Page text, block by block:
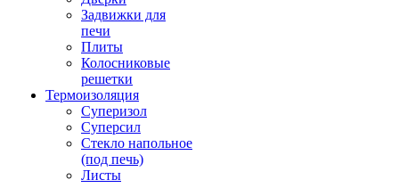
Задвижки для
печи
Плиты
Колосниковые
решетки
Термоизоляция
Суперизол
Суперсил
Стекло напольное
(под печь)
Листы